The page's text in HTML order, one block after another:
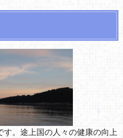
。途上国の人々の健康の向上